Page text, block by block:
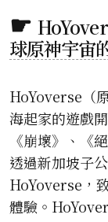
球原神宇宙
HoYoverse（
海起家的遊戲
《崩壞》、《
透過新加坡子
HoYoverse，
體驗。